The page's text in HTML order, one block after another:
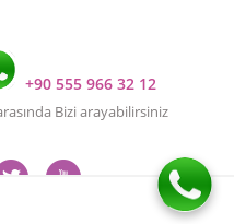
+90 555 966 32 12
Bizi arayabilirsiniz